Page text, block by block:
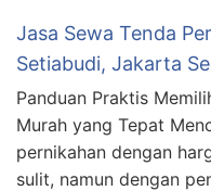
Jasa Sewa Tenda
Setiabudi, Jakarta
Panduan Praktis
Murah yang Tepat
pernikahan dengan
sulit, namun dengan